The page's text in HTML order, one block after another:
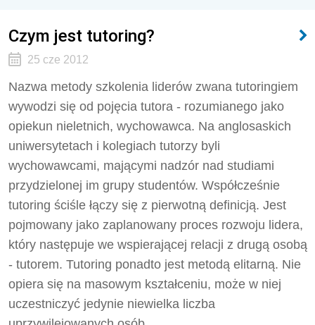
Czym jest tutoring?
25 cze 2012
Nazwa metody szkolenia liderów zwana tutoringiem
wywodzi się od pojęcia tutora - rozumianego jako
opiekun nieletnich, wychowawca. Na anglosaskich
uniwersytetach i kolegiach tutorzy byli
wychowawcami, mającymi nadzór nad studiami
przydzielonej im grupy studentów. Współcześnie
tutoring ściśle łączy się z pierwotną definicją. Jest
pojmowany jako zaplanowany proces rozwoju lidera,
który następuje we wspierającej relacji z drugą osobą
- tutorem. Tutoring ponadto jest metodą elitarną. Nie
opiera się na masowym kształceniu, może w niej
uczestniczyć jedynie niewielka liczba